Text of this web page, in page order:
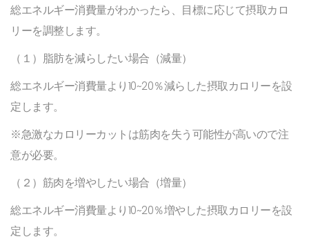
総エネルギー消費量がわかったら、目標に応じて摂取カロ
リーを調整します。
（１）脂肪を減らしたい場合（減量）
総エネルギー消費量より10~20％減らした摂取カロリーを設
定します。
※急激なカロリーカットは筋肉を失う可能性が高いので注
意が必要。
（２）筋肉を増やしたい場合（増量）
総エネルギー消費量より10~20％増やした摂取カロリーを設
定します。